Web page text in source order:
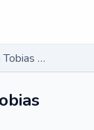
Pneumologista em Tobias Barreto - SE